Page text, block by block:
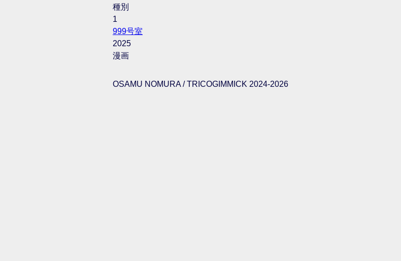
種別
1
999号室
2025
漫画
OSAMU NOMURA / TRICOGIMMICK 2024-2026